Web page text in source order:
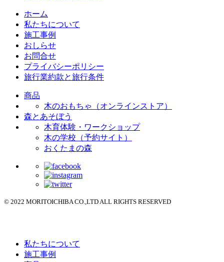
ホーム
私たちについて
施工事例
おしらせ
お問合せ
プライバシーポリシー
旅行業約款と旅行条件
商品
木のおもちゃ（オンラインストア）
森とあそぼう
木育体験・ワークショップ
木の学校（予約サイト）
おくたまの森
© 2022 MORITOICHIBA CO.,LTD ALL RIGHTS RESERVED
私たちについて
施工事例